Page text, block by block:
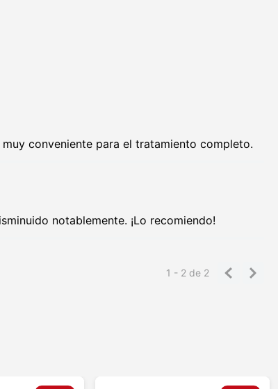
conveniente para el tratamiento completo.
notablemente. ¡Lo recomiendo!
1 - 2de 2